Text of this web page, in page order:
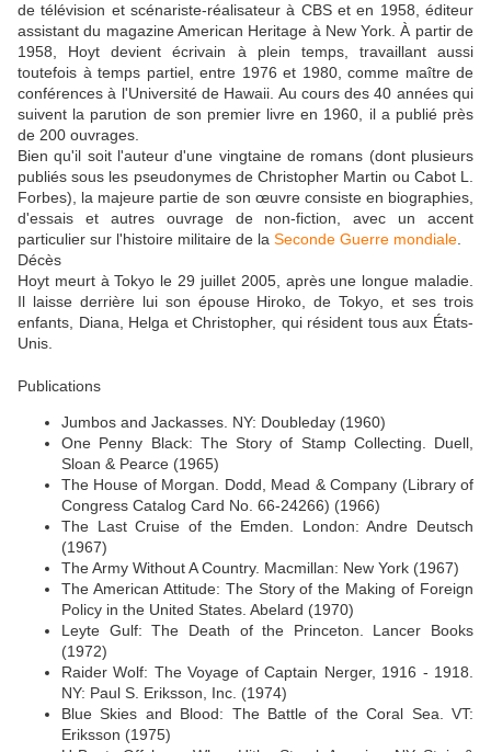
de télévision et scénariste-réalisateur à CBS et en 1958, éditeur
assistant du magazine American Heritage à New York. À partir de
1958, Hoyt devient écrivain à plein temps, travaillant aussi
toutefois à temps partiel, entre 1976 et 1980, comme maître de
conférences à l'Université de Hawaii. Au cours des 40 années qui
suivent la parution de son premier livre en 1960, il a publié près
de 200 ouvrages.
Bien qu'il soit l'auteur d'une vingtaine de romans (dont plusieurs
publiés sous les pseudonymes de Christopher Martin ou Cabot L.
Forbes), la majeure partie de son œuvre consiste en biographies,
d'essais et autres ouvrage de non-fiction, avec un accent
particulier sur l'histoire militaire de la Seconde Guerre mondiale
Décès
Hoyt meurt à Tokyo le 29 juillet 2005, après une longue maladie.
Il laisse derrière lui son épouse Hiroko, de Tokyo, et ses trois
enfants, Diana, Helga et Christopher, qui résident tous aux États-
Unis.
Publications
Jumbos and Jackasses. NY: Doubleday (1960)
One Penny Black: The Story of Stamp Collecting. Duell,
Sloan & Pearce (1965)
The House of Morgan. Dodd, Mead & Company (Library of
Congress Catalog Card No. 66-24266) (1966)
The Last Cruise of the Emden. London: Andre Deutsch
(1967)
The Army Without A Country. Macmillan: New York (1967)
The American Attitude: The Story of the Making of Foreign
Policy in the United States. Abelard (1970)
Leyte Gulf: The Death of the Princeton. Lancer Books
(1972)
Raider Wolf: The Voyage of Captain Nerger, 1916 - 1918.
NY: Paul S. Eriksson, Inc. (1974)
Blue Skies and Blood: The Battle of the Coral Sea. VT:
Eriksson (1975)